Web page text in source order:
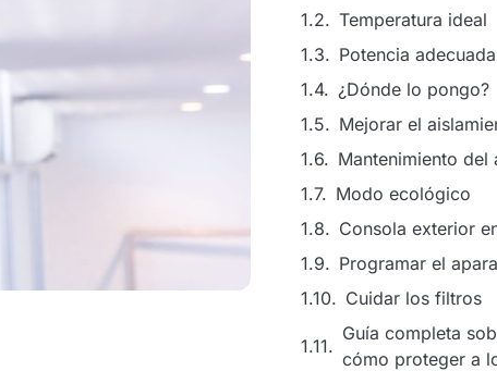
Temperatura ideal
Potencia adecuada
¿Dónde lo pongo?
Mejorar el
Mantenimiento del
Modo ecológico
Consola exterior
Programar el
Cuidar los filtros
Guía completa
cómo proteger a